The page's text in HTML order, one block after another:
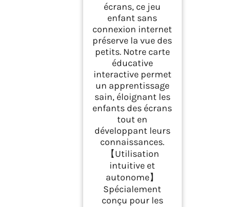
écrans, ce jeu
enfant sans
connexion internet
préserve la vue des
petits. Notre carte
éducative
interactive permet
un apprentissage
sain, éloignant les
enfants des écrans
tout en
développant leurs
connaissances.
【Utilisation
intuitive et
autonome】
Spécialement
conçu pour les